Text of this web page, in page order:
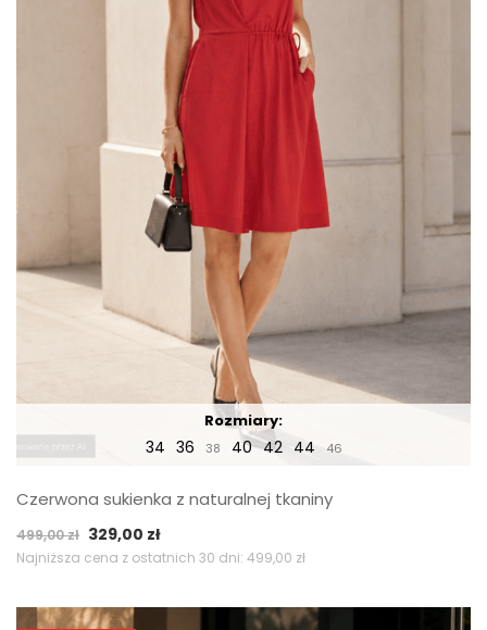
Rozmiary:
34 36 38 40 42 44 46
Czerwona sukienka z naturalnej tkaniny
499,00zł Pierwotna
cena
499,00 zł.
329,00 złAktualna
cena
329,00 zł.
Najniższa cena z ostatnich 30 dni: 499,00 zł